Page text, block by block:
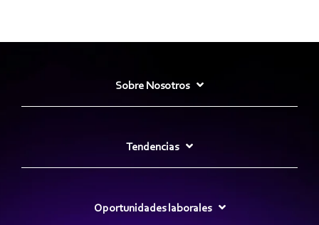
Sobre Nosotros
Tendencias
Oportunidades laborales